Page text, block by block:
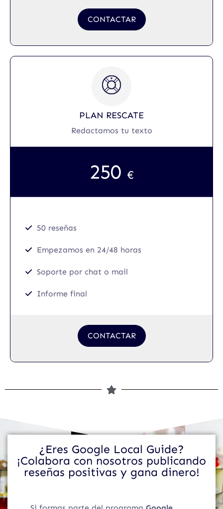
CONTACTAR
PLAN RESCATE
Redactamos tu texto
250 €
50 reseñas
Empezamos en 24/48 horas
Soporte por chat o mail
Informe final
CONTACTAR
¿Eres Google Local Guide?
¡Colabora con nosotros publicando
reseñas positivas y gana dinero!